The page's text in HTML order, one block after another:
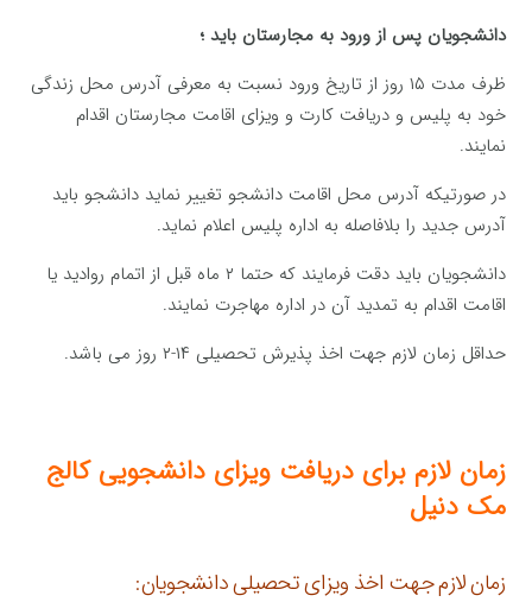
دانشجویان پس از ورود به مجارستان باید ؛
ظرف مدت ۱۵ روز از تاریخ ورود نسبت به معرفی آدرس محل زندگی
خود به پلیس و دریافت کارت و ویزای اقامت مجارستان اقدام
نمایند.
در صورتیکه آدرس محل اقامت دانشجو تغییر نماید دانشجو باید
آدرس جدید را بلافاصله به اداره پلیس اعلام نماید.
دانشجویان باید دقت فرمایند که حتما ۲ ماه قبل از اتمام روادید یا
اقامت اقدام به تمدید آن در اداره مهاجرت نمایند.
حداقل زمان لازم جهت اخذ پذیرش تحصیلی ۱۴-۲ روز می باشد.
زمان لازم برای دریافت ویزایدانشجوییکالج
مک دنیل
زمان لازم جهت اخذ ویزای تحصیلی دانشجویان: